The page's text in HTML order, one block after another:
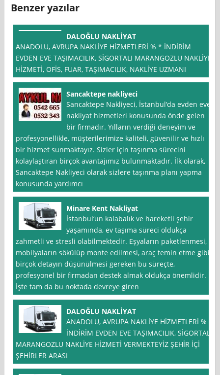
Benzer yazılar
DALOĞLU NAKLİYAT
ANADOLU, AVRUPA NAKLİYE HİZMETLERİ % * İNDİRİM
EVDEN EVE TAŞIMACILIK, SİGORTALI MARANGOZLU NAKLİYE
HİZMETİ, OFİS, FUAR, TAŞIMACILIK, NAKLİYE UZMANI
Sancaktepe nakliyeci
Sancaktepe Nakliyeci, İstanbul‘da evden eve
nakliyat hizmetleri konusunda önde gelen
bir firmadır. Yılların verdiği deneyim ve
profesyonellikle, müşterilerimize kaliteli, güvenilir ve hızlı
bir hizmet sunmaktayız. Sizler için taşınma sürecini
kolaylaştıran birçok avantajımız bulunmaktadır. İlk olarak,
Sancaktepe Nakliyeci olarak sizlere taşınma planı yapma
konusunda yardımcı
Minare Kent Nakliyat
İstanbul‘un kalabalık ve hareketli şehir
yaşamında, ev taşıma süreci oldukça
zahmetli ve stresli olabilmektedir. Eşyaların paketlenmesi,
mobilyaların sökülüp monte edilmesi, araç temin etme gibi
birçok detayın düşünülmesi gereken bu süreçte,
profesyonel bir firmadan destek almak oldukça önemlidir.
İşte tam da bu noktada devreye giren
DALOĞLU NAKLİYAT
ANADOLU, AVRUPA NAKLİYE HİZMETLERİ % *
İNDİRİM EVDEN EVE TAŞIMACILIK, SİGORTALI
MARANGOZLU NAKLİYE HİZMETİ VERMEKTEYİZ ŞEHİR İÇİ
ŞEHİRLER ARASI